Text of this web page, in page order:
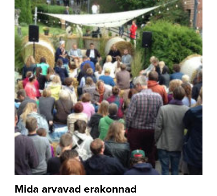
Mida arvavad erakonnad